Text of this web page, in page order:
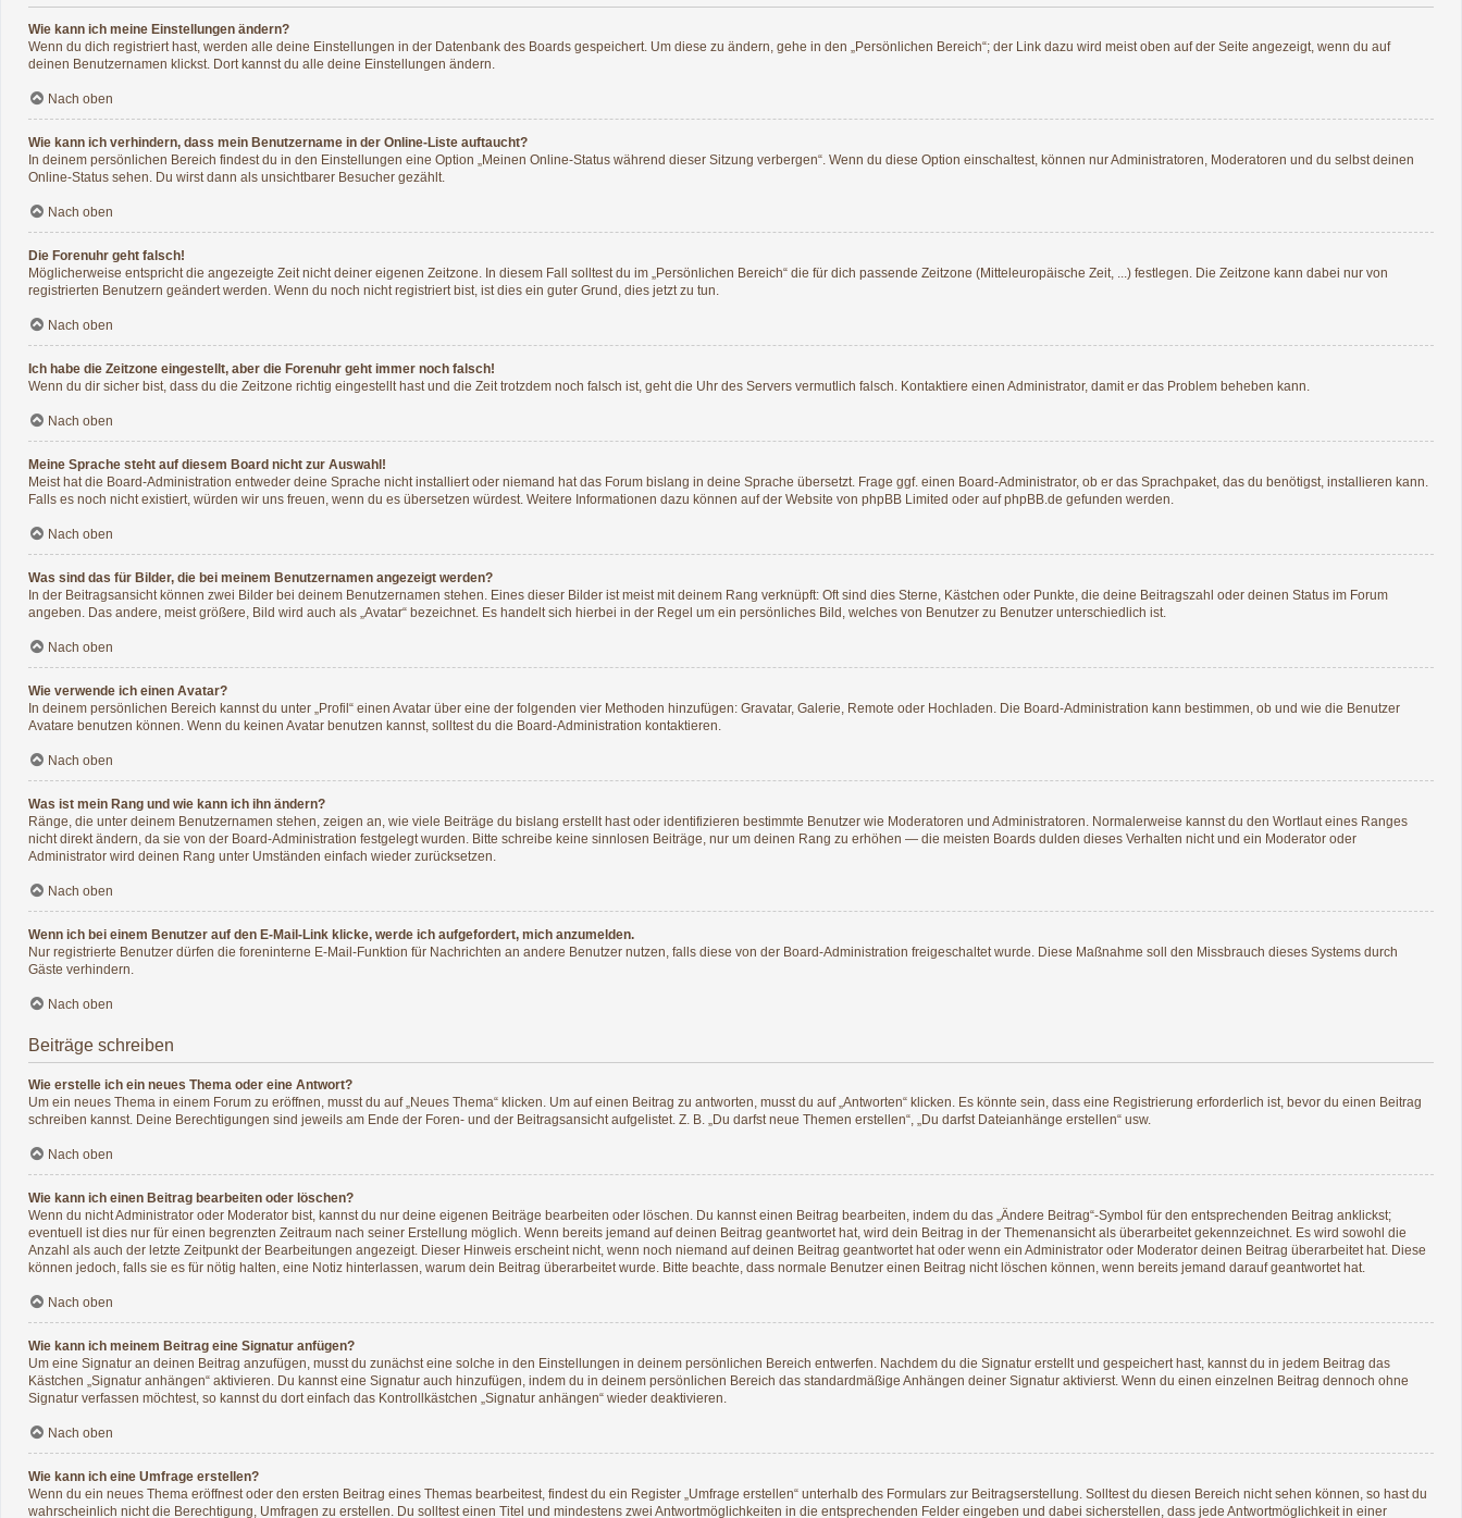
Wie kann ich meine Einstellungen ändern?
Wenn du dich registriert hast, werden alle deine Einstellungen in der Datenbank des Boards gespeichert. Um diese zu ändern, gehe in den „Persönlichen Bereich“; der Link dazu wird meist oben auf der Seite angezeigt, wenn du auf
deinen Benutzernamen klickst. Dort kannst du alle deine Einstellungen ändern.
Nach oben
Wie kann ich verhindern, dass mein Benutzername in der Online-Liste auftaucht?
In deinem persönlichen Bereich findest du in den Einstellungen eine Option „Meinen Online-Status während dieser Sitzung verbergen“. Wenn du diese Option einschaltest, können nur Administratoren, Moderatoren und du selbst deinen
Online-Status sehen. Du wirst dann als unsichtbarer Besucher gezählt.
Nach oben
Die Forenuhr geht falsch!
Möglicherweise entspricht die angezeigte Zeit nicht deiner eigenen Zeitzone. In diesem Fall solltest du im „Persönlichen Bereich“ die für dich passende Zeitzone (Mitteleuropäische Zeit, ...) festlegen. Die Zeitzone kann dabei nur von
registrierten Benutzern geändert werden. Wenn du noch nicht registriert bist, ist dies ein guter Grund, dies jetzt zu tun.
Nach oben
Ich habe die Zeitzone eingestellt, aber die Forenuhr geht immer noch falsch!
Wenn du dir sicher bist, dass du die Zeitzone richtig eingestellt hast und die Zeit trotzdem noch falsch ist, geht die Uhr des Servers vermutlich falsch. Kontaktiere einen Administrator, damit er das Problem beheben kann.
Nach oben
Meine Sprache steht auf diesem Board nicht zur Auswahl!
Meist hat die Board-Administration entweder deine Sprache nicht installiert oder niemand hat das Forum bislang in deine Sprache übersetzt. Frage ggf. einen Board-Administrator, ob er das Sprachpaket, das du benötigst, installieren kann.
Falls es noch nicht existiert, würden wir uns freuen, wenn du es übersetzen würdest. Weitere Informationen dazu können auf der Website von phpBB Limited oder aufphpBB.de gefunden werden.
Nach oben
Was sind das für Bilder, die bei meinem Benutzernamen angezeigt werden?
In der Beitragsansicht können zwei Bilder bei deinem Benutzernamen stehen. Eines dieser Bilder ist meist mit deinem Rang verknüpft: Oft sind dies Sterne, Kästchen oder Punkte, die deine Beitragszahl oder deinen Status im Forum
angeben. Das andere, meist größere, Bild wird auch als „Avatar“ bezeichnet. Es handelt sich hierbei in der Regel um ein persönliches Bild, welches von Benutzer zu Benutzer unterschiedlich ist.
Nach oben
Wie verwende ich einen Avatar?
In deinem persönlichen Bereich kannst du unter „Profil“ einen Avatar über eine der folgenden vier Methoden hinzufügen: Gravatar, Galerie, Remote oder Hochladen. Die Board-Administration kann bestimmen, ob und wie die Benutzer
Avatare benutzen können. Wenn du keinen Avatar benutzen kannst, solltest du die Board-Administration kontaktieren.
Nach oben
Was ist mein Rang und wie kann ich ihn ändern?
Ränge, die unter deinem Benutzernamen stehen, zeigen an, wie viele Beiträge du bislang erstellt hast oder identifizieren bestimmte Benutzer wie Moderatoren und Administratoren. Normalerweise kannst du den Wortlaut eines Ranges
nicht direkt ändern, da sie von der Board-Administration festgelegt wurden. Bitte schreibe keine sinnlosen Beiträge, nur um deinen Rang zu erhöhen — die meisten Boards dulden dieses Verhalten nicht und ein Moderator oder
Administrator wird deinen Rang unter Umständen einfach wieder zurücksetzen.
Nach oben
Wenn ich bei einem Benutzer auf den E-Mail-Link klicke, werde ich aufgefordert, mich anzumelden.
Nur registrierte Benutzer dürfen die foreninterne E-Mail-Funktion für Nachrichten an andere Benutzer nutzen, falls diese von der Board-Administration freigeschaltet wurde. Diese Maßnahme soll den Missbrauch dieses Systems durch
Gäste verhindern.
Nach oben
Beiträge schreiben
Wie erstelle ich ein neues Thema oder eine Antwort?
Um ein neues Thema in einem Forum zu eröffnen, musst du auf „Neues Thema“ klicken. Um auf einen Beitrag zu antworten, musst du auf „Antworten“ klicken. Es könnte sein, dass eine Registrierung erforderlich ist, bevor du einen Beitrag
schreiben kannst. Deine Berechtigungen sind jeweils am Ende der Foren- und der Beitragsansicht aufgelistet. Z. B. „Du darfst neue Themen erstellen“, „Du darfst Dateianhänge erstellen“ usw.
Nach oben
Wie kann ich einen Beitrag bearbeiten oder löschen?
Wenn du nicht Administrator oder Moderator bist, kannst du nur deine eigenen Beiträge bearbeiten oder löschen. Du kannst einen Beitrag bearbeiten, indem du das „Ändere Beitrag“-Symbol für den entsprechenden Beitrag anklickst;
eventuell ist dies nur für einen begrenzten Zeitraum nach seiner Erstellung möglich. Wenn bereits jemand auf deinen Beitrag geantwortet hat, wird dein Beitrag in der Themenansicht als überarbeitet gekennzeichnet. Es wird sowohl die
Anzahl als auch der letzte Zeitpunkt der Bearbeitungen angezeigt. Dieser Hinweis erscheint nicht, wenn noch niemand auf deinen Beitrag geantwortet hat oder wenn ein Administrator oder Moderator deinen Beitrag überarbeitet hat. Diese
können jedoch, falls sie es für nötig halten, eine Notiz hinterlassen, warum dein Beitrag überarbeitet wurde. Bitte beachte, dass normale Benutzer einen Beitrag nicht löschen können, wenn bereits jemand darauf geantwortet hat.
Nach oben
Wie kann ich meinem Beitrag eine Signatur anfügen?
Um eine Signatur an deinen Beitrag anzufügen, musst du zunächst eine solche in den Einstellungen in deinem persönlichen Bereich entwerfen. Nachdem du die Signatur erstellt und gespeichert hast, kannst du in jedem Beitrag das
Kästchen „Signatur anhängen“ aktivieren. Du kannst eine Signatur auch hinzufügen, indem du in deinem persönlichen Bereich das standardmäßige Anhängen deiner Signatur aktivierst. Wenn du einen einzelnen Beitrag dennoch ohne
Signatur verfassen möchtest, so kannst du dort einfach das Kontrollkästchen „Signatur anhängen“ wieder deaktivieren.
Nach oben
Wie kann ich eine Umfrage erstellen?
Wenn du ein neues Thema eröffnest oder den ersten Beitrag eines Themas bearbeitest, findest du ein Register „Umfrage erstellen“ unterhalb des Formulars zur Beitragserstellung. Solltest du diesen Bereich nicht sehen können, so hast du
wahrscheinlich nicht die Berechtigung, Umfragen zu erstellen. Du solltest einen Titel und mindestens zwei Antwortmöglichkeiten in die entsprechenden Felder eingeben und dabei sicherstellen, dass jede Antwortmöglichkeit in einer